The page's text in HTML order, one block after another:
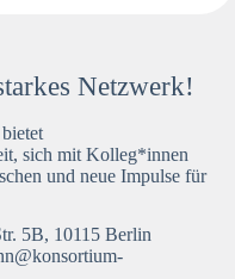
Netzwerk!
bietet
sich mit Kolleg*innen
und neue Impulse für
5B, 10115 Berlin